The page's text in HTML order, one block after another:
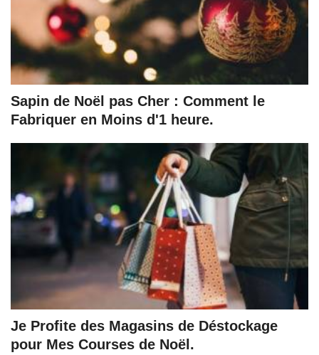
Sapin de Noël pas Cher : Comment le
Fabriquer en Moins d'1 heure.
Je Profite des Magasins de Déstockage
pour Mes Courses de Noël.